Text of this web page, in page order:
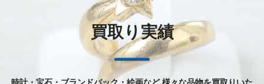
買取り実績
時計・宝石・ブランドバック・絵画など様々な品物を買取りいた